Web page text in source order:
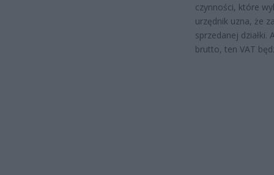
czynności, które
urzędnik uzna, że
sprzedanej działki.
brutto, ten VAT